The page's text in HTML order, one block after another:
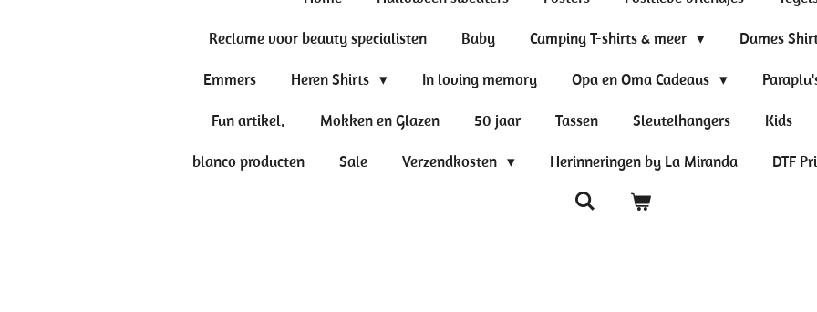
Reclame voor beauty specialisten Baby Camping T-shirts & meer Dames
Emmers Heren Shirts In loving memory Opa en Oma Cadeaus
Fun artikel. Mokken en Glazen 50 jaar Tassen Sleutelhangers Kids
blanco producten Sale Verzendkosten Herinneringen by La Miranda DTF